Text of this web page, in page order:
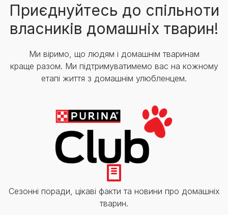
Приєднуйтесь до спільноти
власників домашніх тварин!
Ми віримо, що людям і домашнім тваринам
краще разом. Ми підтримуватимемо вас на кожному
етапі життя з домашнім улюбленцем.
Сезонні поради, цікаві факти та новини про домашніх
тварин.